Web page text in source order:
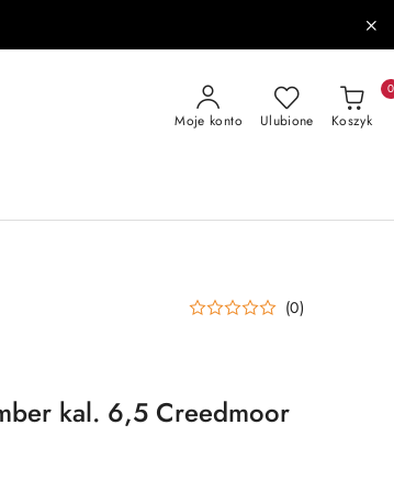
Moje konto Ulubione Koszyk
0
(0)
kal. 6,5 Creedmoor